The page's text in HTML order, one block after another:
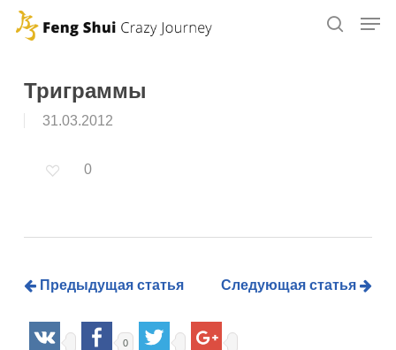
Skip
contentТриграммы
31.03.2012
0
Предыдущая статья Следующая статья
0